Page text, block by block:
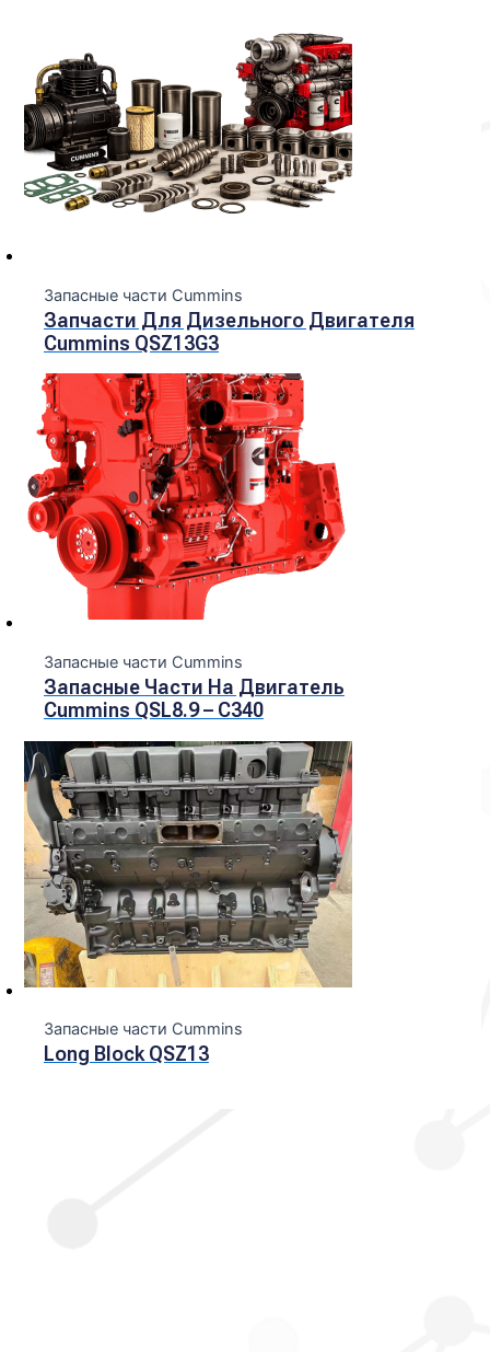
Запасные части Cummins
Запчасти Для Дизельного Двигателя
Cummins QSZ13G3
Запасные части Cummins
Запасные Части На Двигатель
Cummins QSL8.9 – C340
Запасные части Cummins
Long Block QSZ13